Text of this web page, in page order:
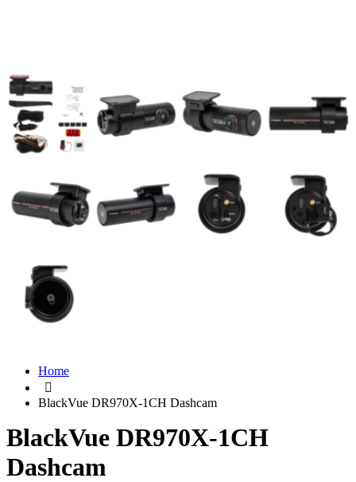
Home
BlackVue DR970X-1CH Dashcam
BlackVue DR970X-1CH
Dashcam